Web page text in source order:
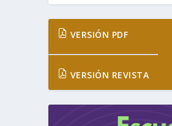
VERSIÓN PDF
VERSIÓN REVISTA